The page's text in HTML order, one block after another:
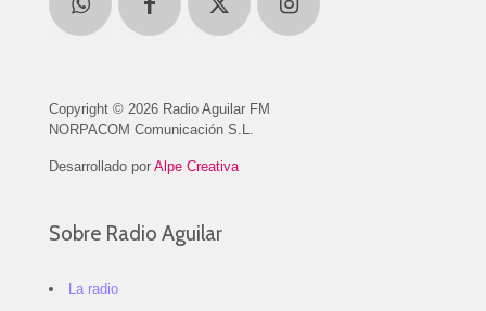
Copyright © 2026 Radio Aguilar FM
NORPACOM Comunicación S.L.
Desarrollado por Alpe Creativa
Sobre Radio Aguilar
La radio